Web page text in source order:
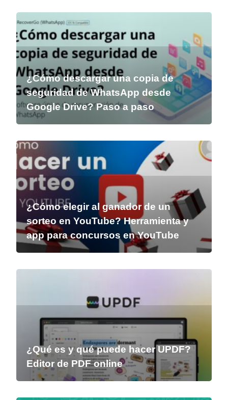
¿Cómo descargar una copia de
seguridad de WhatsApp desde
Google Drive? Paso a paso
¿Cómo elegir al ganador de un
sorteo en YouTube? Herramienta y
app para concursos en YouTube
¿Qué es y qué puede hacer UPDF?
Editor de PDF online